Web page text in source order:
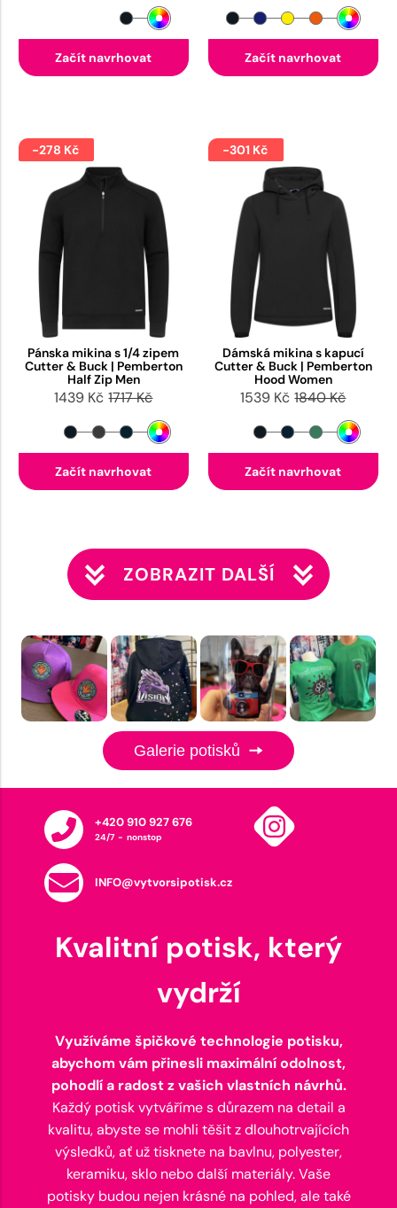
Začít navrhovat Začít navrhovat
-278 Kč
Pánska mikina s 1/4 zipem
Cutter & Buck | Pemberton
Half Zip Men
1439 Kč 1717 Kč
Začít navrhovat
-301 Kč
Dámská mikina s kapucí
Cutter & Buck | Pemberton
Hood Women
1539 Kč 1840 Kč
Začít navrhovat
ZOBRAZIT DALŠÍ
Galerie potisků
+420 910 927 676
24/7 - nonstop
INFO@vytvorsipotisk.cz
Kvalitní potisk, který
vydrží
Využíváme špičkové technologie potisku,
abychom vám přinesli maximální odolnost,
pohodlí a radost z vašich vlastních návrhů.
Každý potisk vytváříme s důrazem na detail a
kvalitu, abyste se mohli těšit z dlouhotrvajících
výsledků, ať už tisknete na bavlnu, polyester,
keramiku, sklo nebo další materiály. Vaše
potisky budou nejen krásné na pohled, ale také